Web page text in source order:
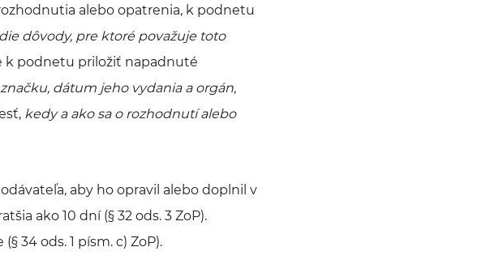
alebo opatrenia, k podnetu
dôvody, pre ktoré považuje toto
k podnetu priložiť napadnuté
dátum jeho vydania a orgán,
kedy a ako sa o rozhodnutí alebo
aby ho opravil alebo doplnil v
ako 10 dní (§ 32 ods. 3 ZoP).
34 ods. 1 písm. c) ZoP).